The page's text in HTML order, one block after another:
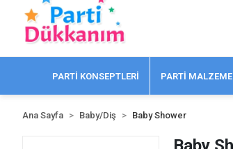
PARTİ KONSEPTLERİ PARTİ
Ana Sayfa Baby/Diş Baby Shower